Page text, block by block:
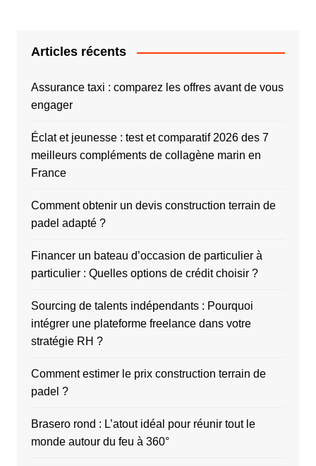
Articles récents
Assurance taxi : comparez les offres avant de vous
engager
Éclat et jeunesse : test et comparatif 2026 des 7
meilleurs compléments de collagène marin en
France
Comment obtenir un devis construction terrain de
padel adapté ?
Financer un bateau d’occasion de particulier à
particulier : Quelles options de crédit choisir ?
Sourcing de talents indépendants : Pourquoi
intégrer une plateforme freelance dans votre
stratégie RH ?
Comment estimer le prix construction terrain de
padel ?
Brasero rond : L’atout idéal pour réunir tout le
monde autour du feu à 360°